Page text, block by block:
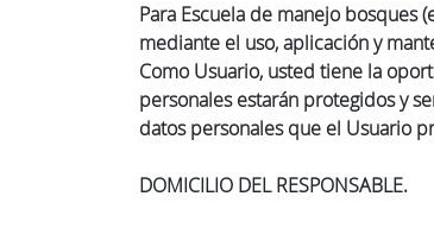
Para Escuela de manejo bosques
mediante el uso, aplicación y
Como Usuario, usted tiene la
personales estarán protegidos y
datos personales que el Usuario
DOMICILIO DEL RESPONSABLE.